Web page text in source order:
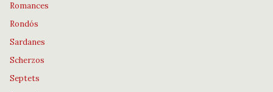
Romances
Rondós
Sardanes
Scherzos
Septets